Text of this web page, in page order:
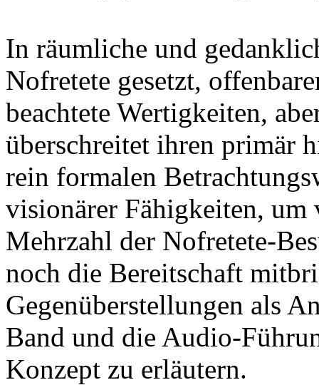
In räumliche und
Nofretete gesetzt,
beachtete Wertigkeiten,
überschreitet ihren primär
rein formalen
visionärer Fähigkeiten, um
Mehrzahl der Nofretete-
noch die Bereitschaft
Gegenüberstellungen als
Band und die Audio-
Konzept zu erläutern.